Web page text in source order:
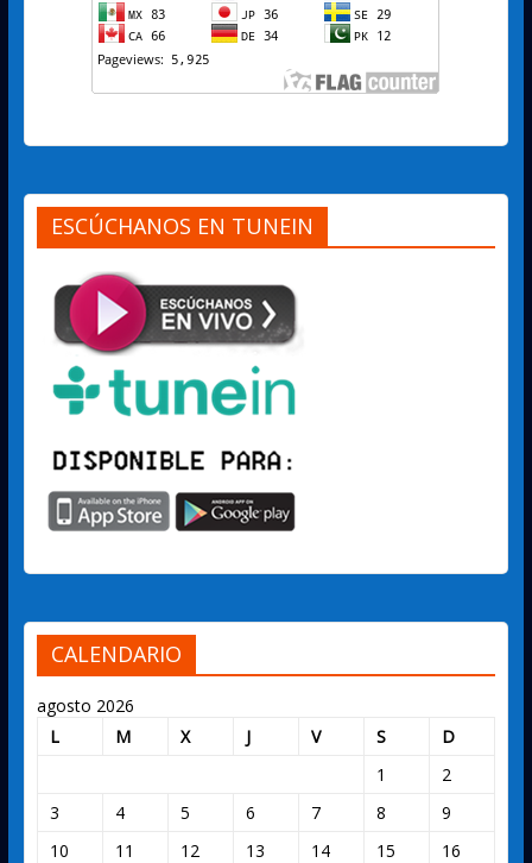
ESCÚCHANOS EN TUNEIN
CALENDARIO
agosto 2026
L
M X J V S
D
1
2
3
4 5 6 7 8
9
10
11 12 13 14 15 16